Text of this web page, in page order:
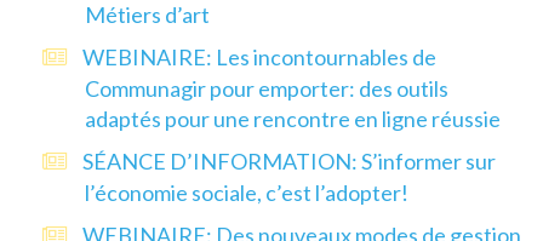
Métiers d’art
WEBINAIRE: Les incontournables de
Communagir pour emporter: des outils
adaptés pour une rencontre en ligne réussie
SÉANCE D’INFORMATION: S’informer sur
l’économie sociale, c’est l’adopter!
WEBINAIRE: Des nouveaux modes de gestion